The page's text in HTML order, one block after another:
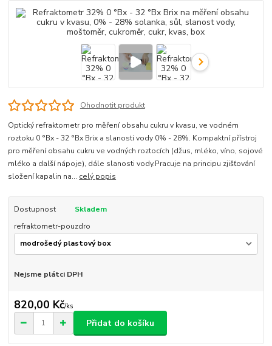
Ohodnotit produkt
Optický refraktometr pro měření obsahu cukru v kvasu, ve vodném
roztoku 0 °Bx - 32 °Bx Brix a slanosti vody 0% - 28%. Kompaktní přístroj
pro měření obsahu cukru ve vodných roztocích (džus, mléko, víno, sojové
mléko a další nápoje), dále slanosti vody.Pracuje na principu zjišťování
složení kapalin na... celý popis
Dostupnost
Skladem
refraktometr-pouzdro
Nejsme plátci DPH
820,00 Kč/ks
Přidat do košíku